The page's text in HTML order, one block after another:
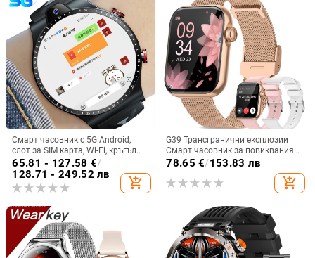
Смарт часовник с 5G Android,
слот за SIM карта, Wi-Fi, кръгъл
циферблат, камера и мониторинг
на сърдечния ритъм
65.81 - 127.58 €/
128.71 - 249.52 лв
add_shopping_cart
G39 Трансгранични експлозии
Смарт часовник за повиквания
Сърдечен ритъм Кръв Кислород
Bluetooth разговори Спортен
78.65 €/153.83 лв
add_shopping_cart